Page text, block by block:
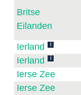
Britse
Eilanden
Ierland i
Ierland i
Ierse Zee
Ierse Zee